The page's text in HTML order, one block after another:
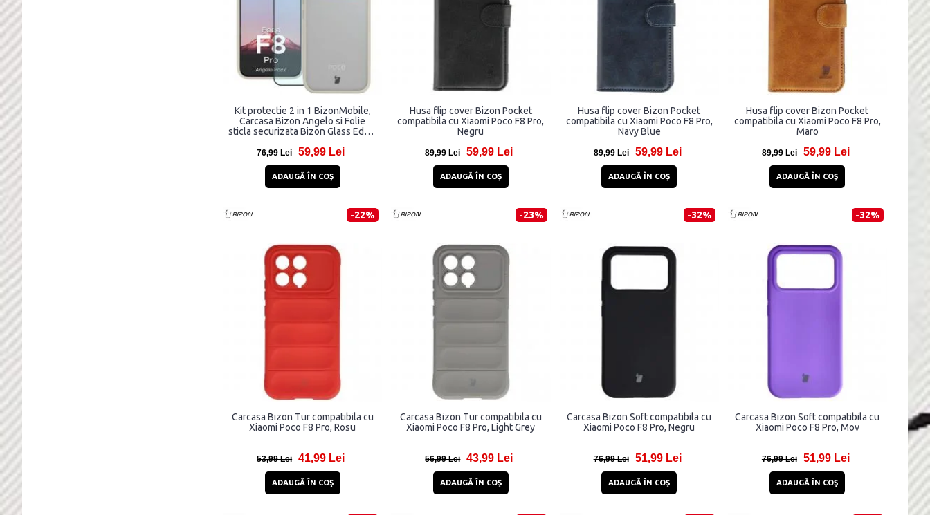
Kit protectie 2 in 1 BizonMobile,
Carcasa Bizon Angelo si Folie
sticla securizata Bizon Glass Edge,
Bej
76,99 Lei 59,99 Lei
ADAUGĂ ÎN COŞ
Husa flip cover Bizon Pocket
compatibila cu Xiaomi Poco F8 Pro,
Negru
89,99 Lei 59,99 Lei
ADAUGĂ ÎN COŞ
Husa flip cover Bizon Pocket
compatibila cu Xiaomi Poco F8 Pro,
Navy Blue
89,99 Lei 59,99 Lei
ADAUGĂ ÎN COŞ
Husa flip cover Bizon Pocket
compatibila cu Xiaomi Poco F8 Pro,
Maro
89,99 Lei 59,99 Lei
ADAUGĂ ÎN COŞ
-22%
Carcasa Bizon Tur compatibila cu
Xiaomi Poco F8 Pro, Rosu
53,99 Lei 41,99 Lei
ADAUGĂ ÎN COŞ
-23%
Carcasa Bizon Tur compatibila cu
Xiaomi Poco F8 Pro, Light Grey
56,99 Lei 43,99 Lei
ADAUGĂ ÎN COŞ
-32%
Carcasa Bizon Soft compatibila cu
Xiaomi Poco F8 Pro, Negru
76,99 Lei 51,99 Lei
ADAUGĂ ÎN COŞ
-32%
Carcasa Bizon Soft compatibila cu
Xiaomi Poco F8 Pro, Mov
76,99 Lei 51,99 Lei
ADAUGĂ ÎN COŞ